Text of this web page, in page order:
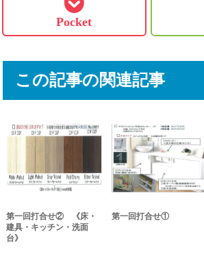
Pocket
この記事の関連記事
第一回打合せ② 《床・
建具・キッチン・洗面
台》
第一回打合せ①